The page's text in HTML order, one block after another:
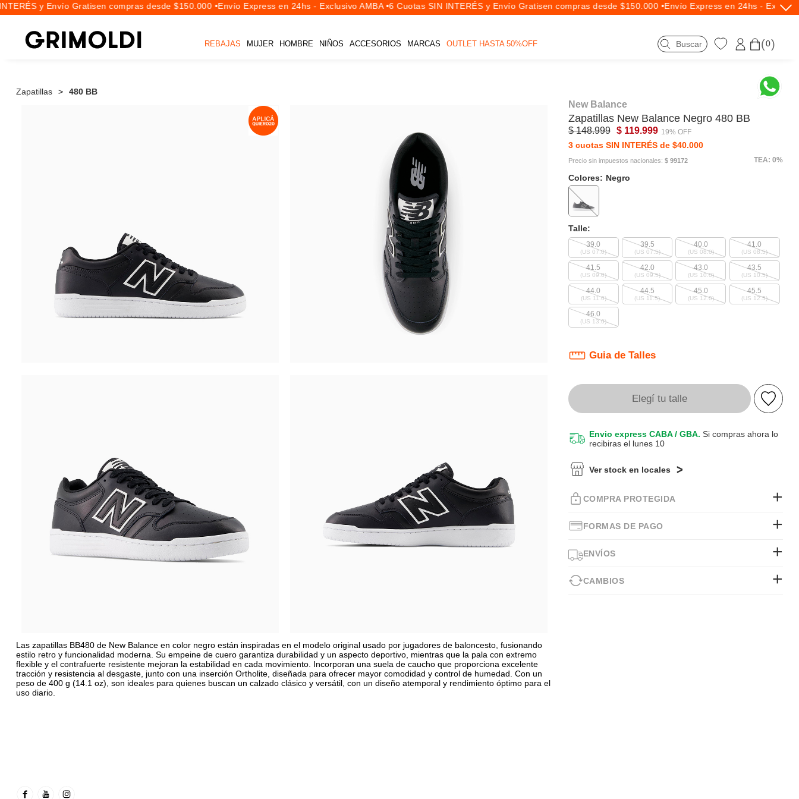
REBAJAS MUJER HOMBRE NIÑOS ACCESORIOS MARCAS OUTLET HASTA 50%OFF
y Envío Gratisen compras desde $150.000 •Envío Express en 24hs - Exclusivo AMBA •6 Cuotas SIN INTERÉS y Envío Gratisen compras desde $150.000 •Envío Express en 24hs - Exclusivo
0
Zapatillas 480 BB
Las zapatillas BB480 de New Balance en color negro están inspiradas en el modelo original usado por jugadores de baloncesto, fusionando
estilo retro y funcionalidad moderna. Su empeine de cuero garantiza durabilidad y un aspecto deportivo, mientras que la pala con extremo
flexible y el contrafuerte resistente mejoran la estabilidad en cada movimiento. Incorporan una suela de caucho que proporciona excelente
tracción y resistencia al desgaste, junto con una inserción Ortholite, diseñada para ofrecer mayor comodidad y control de humedad. Con un
peso de 400 g (14.1 oz), son ideales para quienes buscan un calzado clásico y versátil, con un diseño atemporal y rendimiento óptimo para el
uso diario.
New Balance
Zapatillas New Balance Negro 480 BB
$ 148.999 $ 119.999 19% OFF
3 cuotas SIN INTERÉS de $40.000
Precio sin impuestos nacionales: $ 99172 TEA: 0%
Colores: Negro
Talle:
39.0
(US 07.0)
39.5
(US 07.5)
40.0
(US 08.0)
41.0
(US 08.5)
41.5
(US 09.0)
42.0
(US 09.5)
43.0
(US 10.0)
43.5
(US 10.5)
44.0
(US 11.0)
44.5
(US 11.5)
45.0
(US 12.0)
45.5
(US 12.5)
46.0
(US 13.0)
Guia de Talles
Elegí tu talle
Envio express CABA / GBA. Si compras ahora lo
recibiras el lunes 10
Ver stock en locales
COMPRA PROTEGIDA
FORMAS DE PAGO
ENVÍOS
CAMBIOS